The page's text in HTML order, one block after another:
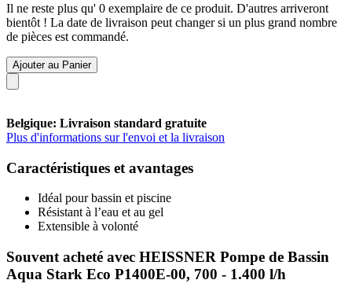
Il ne reste plus qu' 0 exemplaire de ce produit. D'autres arriveront
bientôt ! La date de livraison peut changer si un plus grand nombre
de pièces est commandé.
Ajouter au Panier
Belgique: Livraison standard gratuite
Plus d'informations sur l'envoi et la livraison
Caractéristiques et avantages
Idéal pour bassin et piscine
Résistant à l’eau et au gel
Extensible à volonté
Souvent acheté avec HEISSNER Pompe de Bassin
Aqua Stark Eco P1400E-00, 700 - 1.400 l/h